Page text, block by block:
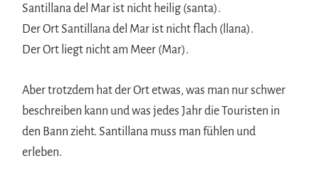
Santillana del Mar ist nicht heilig (santa).
Der Ort Santillana del Mar ist nicht flach (llana).
Der Ort liegt nicht am Meer (Mar).
Aber trotzdem hat der Ort etwas, was man nur schwer
beschreiben kann und was jedes Jahr die Touristen in
den Bann zieht. Santillana muss man fühlen und
erleben.